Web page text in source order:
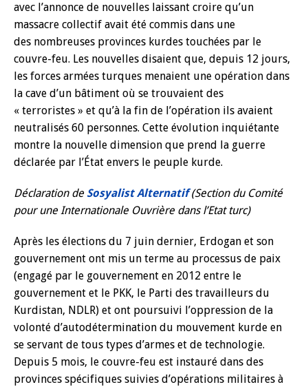
avec l’annonce de nouvelles laissant croire qu’un
massacre collectif avait été commis dans une
des nombreuses provinces kurdes touchées par le
couvre-feu. Les nouvelles disaient que, depuis 12 jours,
les forces armées turques menaient une opération dans
la cave d’un bâtiment où se trouvaient des
« terroristes » et qu’à la fin de l’opération ils avaient
neutralisés 60 personnes. Cette évolution inquiétante
montre la nouvelle dimension que prend la guerre
déclarée par l’État envers le peuple kurde.
Déclaration de Sosyalist Alternatif(Section du Comité
pour une Internationale Ouvrière dans l’Etat turc)
Après les élections du 7 juin dernier, Erdogan et son
gouvernement ont mis un terme au processus de paix
(engagé par le gouvernement en 2012 entre le
gouvernement et le PKK, le Parti des travailleurs du
Kurdistan, NDLR) et ont poursuivi l’oppression de la
volonté d’autodétermination du mouvement kurde en
se servant de tous types d’armes et de technologie.
Depuis 5 mois, le couvre-feu est instauré dans des
provinces spécifiques suivies d’opérations militaires à